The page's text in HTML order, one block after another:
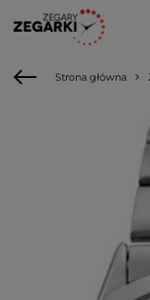
Strona główna